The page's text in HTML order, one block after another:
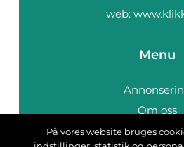
web:
Menu
Om oss
Cookies
På vores website bruges